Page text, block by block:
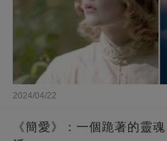
2024/04/22
《簡愛》：一個跪著的靈